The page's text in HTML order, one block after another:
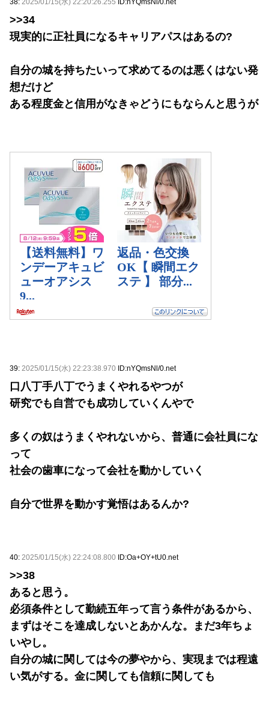
38: 2025/01/15(水) 22:20:26.255 ID:nYQmsNl/0.net
>>34
現実的に正社員になるキャリアパスはあるの?
自分の城を持ちたいって求めてるのは悪くはない発
想だけど
ある程度金と信用がなきゃどうにもならんと思うが
39: 2025/01/15(水) 22:23:38.970 ID:nYQmsNl/0.net
口八丁手八丁でうまくやれるやつが
研究でも自営でも成功していくんやで
多くの奴はうまくやれないから、普通に会社員にな
って
社会の歯車になって会社を動かしていく
自分で世界を動かす覚悟はあるんか?
40: 2025/01/15(水) 22:24:08.800 ID:Oa+OY+tU0.net
>>38
あると思う。
必須条件として勤続五年って言う条件があるから、
まずはそこを達成しないとあかんな。まだ3年ちょ
いやし。
自分の城に関しては今の夢やから、実現までは程遠
い気がする。金に関しても信頼に関しても